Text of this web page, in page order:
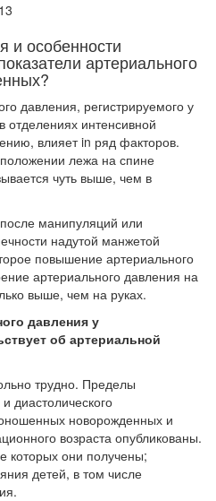
сообщение о падении
доходов медицинских
работников в
заявила об этом на
кардиотоксичность
Федеральная служба по
здравоохранения озвучила
тревожную статистику. Она
касаются увеличения риска
острой кардиотоксичности и
роста сопутствующих
осложнений от...
с детьми в
Соответствующий
законопроект внесен в
палату на
рассмотрение. Суть его
и особенности
артериального
давления, регистрируемого у
интенсивной
влияет in ряд факторов.
лежа на спине
чуть выше, чем в
манипуляций или
надутой манжетой
повышение артериального
артериального давления на
выше, чем на руках.
давления у
об артериальной
трудно. Пределы
диастолического
новорожденных и
возраста опубликованы.
которых они получены;
детей, в том числе